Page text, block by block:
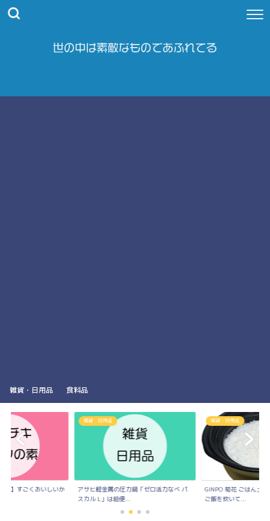
雑貨・日用品 食料品
素】すごくおいしいか
雑貨・日用品
アサヒ軽金属の圧力鍋「ゼロ活力なべ パ
スカル L」は超便...
雑貨・日用品
GINPO 菊花 ごはん土
ご飯を炊いて...